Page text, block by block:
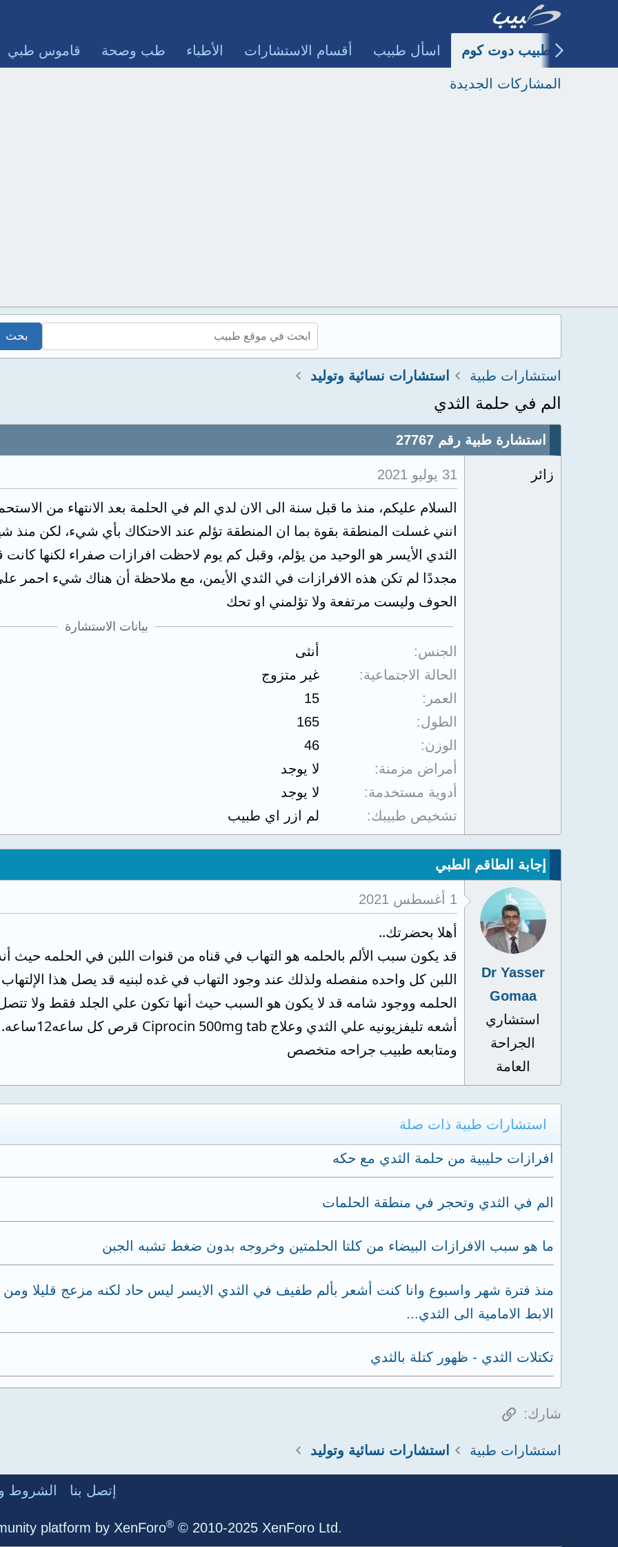
طبيب دوت كوم اسأل طبيب أقسام الاستشارات الأطباء طب وصحة قاموس طبي
المشاركات الجديدة
استشارات طبية استشارات نسائية وتوليد
الم في حلمة الثدي
استشارة طبية رقم 27767
زائر 31 يوليو 2021
السلام عليكم، منذ ما قبل سنة الى الان لدي الم في الحلمة بعد الانتهاء من
انني غسلت المنطقة بقوة بما ان المنطقة تؤلم عند الاحتكاك بأي شيء، لكن
الثدي الأيسر هو الوحيد من يؤلم، وقبل كم يوم لاحظت افرازات صفراء لكنها كانت
مجددًا لم تكن هذه الافرازات في الثدي الأيمن، مع ملاحظة أن هناك شيء احمر
الحوف وليست مرتفعة ولا تؤلمني او تحك
بيانات الاستشارة
الجنس
أنثى
الحالة الاجتماعية
غير متزوج
العمر
15
الطول
165
الوزن
46
أمراض مزمنة
لا يوجد
أدوية مستخدمة
لا يوجد
تشخيص طبيبك
لم ازر اي طبيب
إجابة الطاقم الطبي
Dr Yasser
Gomaa
استشاري
الجراحة
العامة
1 أغسطس 2021
أهلا بحضرتك..
اللبن كل واحده منفصله ولذلك عند وجود التهاب في غده لبنيه قد يصل هذا
الحلمه ووجود شامه قد لا يكون هو السبب حيث أنها تكون علي الجلد فقط ولا
ومتابعه طبيب جراحه متخصص
استشارات طبية ذات صلة
افرازات حليبية من حلمة الثدي مع حكه
الم في الثدي وتحجر في منطقة الحلمات
ما هو سبب الافرازات البيضاء من كلتا الحلمتين وخروجه بدون ضغط تشبه الجبن
منذ فترة شهر واسبوع وانا كنت أشعر بألم طفيف في الثدي الايسر ليس حاد لكنه مزعج قليلا
الابط الامامية الى الثدي...
تكتلات الثدي - ظهور كتلة بالثدي
شارك: الرابط
استشارات طبية استشارات نسائية وتوليد
إتصل بنا الشروط
platform by XenForo® © 2010-2025 XenForo Ltd.